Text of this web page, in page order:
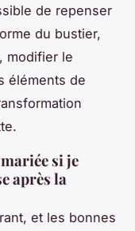
de repenser
du bustier,
modifier le
éléments de
si je
après la
et les bonnes